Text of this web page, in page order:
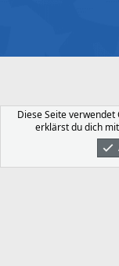
Was Ist
Diese Seite
erklärst du dich